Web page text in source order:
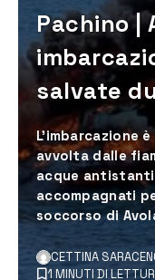
Pachino |
salvate
L’imbarcazione
avvolta dalle
acque
accompagnati
soccorso di
CETTINA
1 MINUTI DI